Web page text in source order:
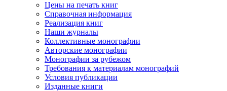
Цены на печать книг
Справочная информация
Реализация книг
Наши журналы
Коллективные монографии
Авторские монографии
Монографии за рубежом
Требования к материалам монографий
Условия публикации
Изданные книги